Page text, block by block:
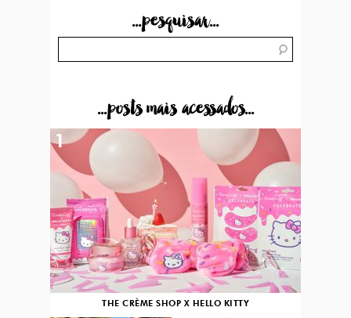
...pesquisar...
...posts mais acessados...
THE CRÈME SHOP X HELLO KITTY
1